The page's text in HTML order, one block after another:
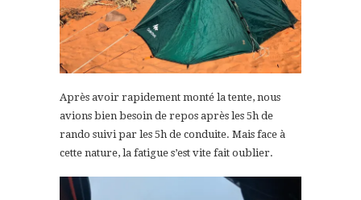
Après avoir rapidement monté la tente, nous
avions bien besoin de repos après les 5h de
rando suivi par les 5h de conduite. Mais face à
cette nature, la fatigue s’est vite fait oublier.